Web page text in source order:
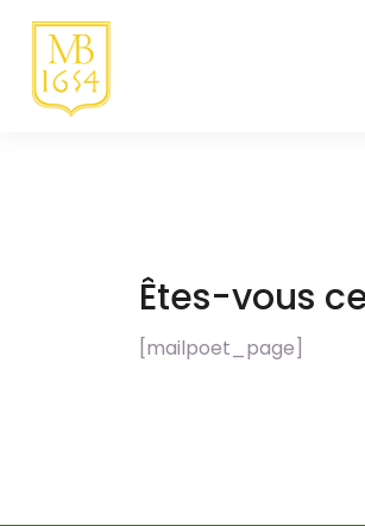
Êtes-vous
[mailpoet_page]